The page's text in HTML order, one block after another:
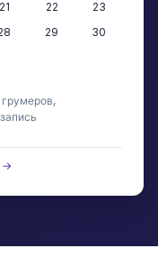
21 22
23
29
30
→